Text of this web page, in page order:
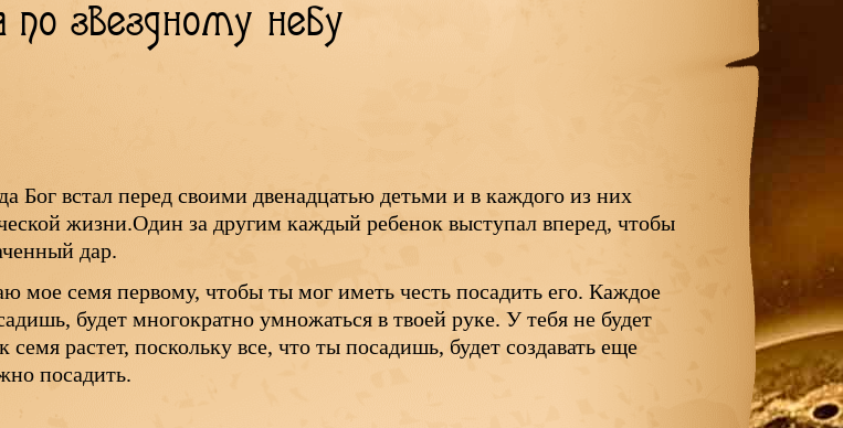
по звездному небу
Бог встал перед своими двенадцатью детьми и в каждого из них
жизни.Один за другим каждый ребенок выступал вперед, чтобы
дар.
мое семя первому, чтобы ты мог иметь честь посадить его. Каждое
будет многократно умножаться в твоей руке. У тебя не будет
семя растет, поскольку все, что ты посадишь, будет создавать еще
посадить.